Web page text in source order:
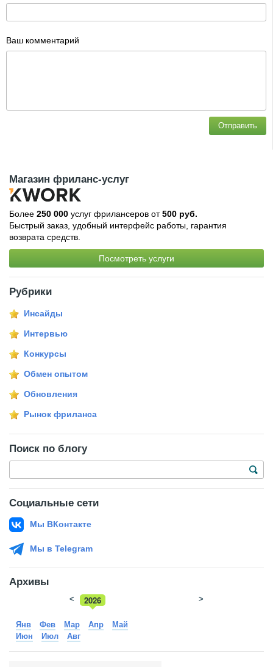
Ваш комментарий
Отправить
Магазин фриланс-услуг
Более 250 000 услуг фрилансеров от500 руб.
Быстрый заказ, удобный интерфейс работы, гарантия
возврата средств.
Посмотреть услуги
Рубрики
Инсайды
Интервью
Конкурсы
Обмен опытом
Обновления
Рынок фриланса
Поиск по блогу
Социальные сети
Мы ВКонтакте
Мы в Telegram
Архивы
2026
2025
< >
Янв Фев Мар Апр
Май
Июн
Июл Авг